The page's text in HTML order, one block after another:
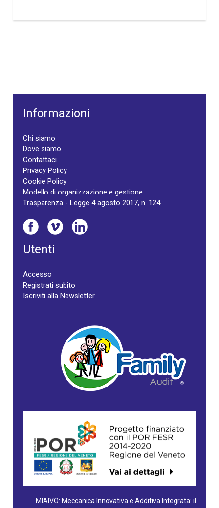
Informazioni
Chi siamo
Dove siamo
Contattaci
Privacy Policy
Cookie Policy
Modello di organizzazione e gestione
Trasparenza - Legge 4 agosto 2017, n. 124
Utenti
Accesso
Registrati subito
Iscriviti alla Newsletter
MIAIVO: Meccanica Innovativa e Additiva Integrata: il